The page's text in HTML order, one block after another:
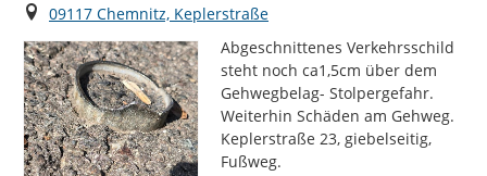
Ort
09117 Chemnitz, Keplerstraße
Abgeschnittenes Verkehrsschild
steht noch ca1,5cm über dem
Gehwegbelag- Stolpergefahr.
Weiterhin Schäden am Gehweg.
Keplerstraße 23, giebelseitig,
Fußweg.